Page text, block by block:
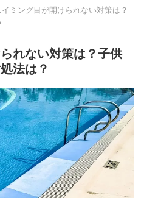
イミング目が開けられない対策は？
れない対策は？子供
法は？